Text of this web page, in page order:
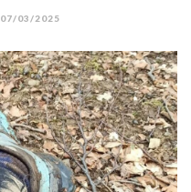
07/03/2025